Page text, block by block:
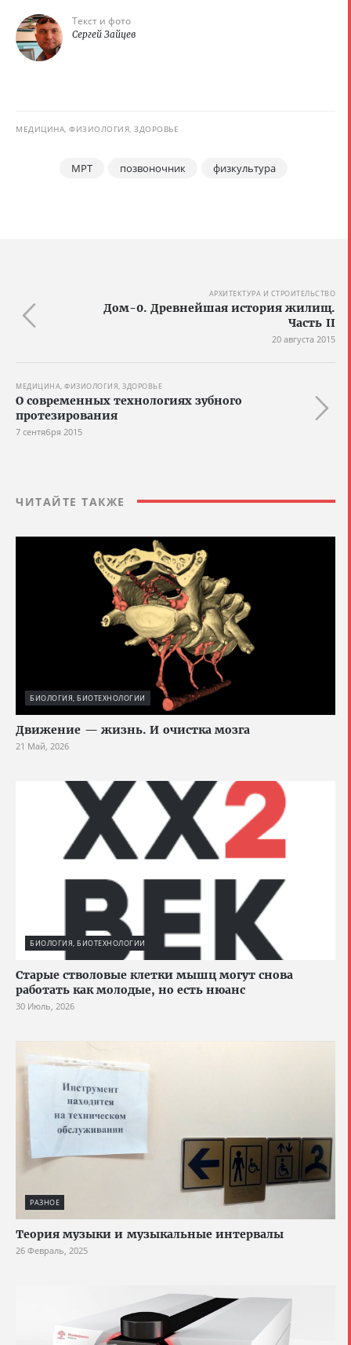
Текст и фото
Сергей Зайцев
МЕДИЦИНА, ФИЗИОЛОГИЯ, ЗДОРОВЬЕ
МРТ позвоночник физкультура
АРХИТЕКТУРА И СТРОИТЕЛЬСТВО
Дом-0. Древнейшая история жилищ.
Часть II
20 августа 2015
МЕДИЦИНА, ФИЗИОЛОГИЯ, ЗДОРОВЬЕ
О современных технологиях зубного
протезирования
7 сентября 2015
ЧИТАЙТЕ ТАКЖЕ
БИОЛОГИЯ, БИОТЕХНОЛОГИИ
Движение — жизнь. И очистка мозга
21 Май, 2026
БИОЛОГИЯ, БИОТЕХНОЛОГИИ
Старые стволовые клетки мышц могут снова
работать как молодые, но есть нюанс
30 Июль, 2026
РАЗНОЕ
Теория музыки и музыкальные интервалы
26 Февраль, 2025